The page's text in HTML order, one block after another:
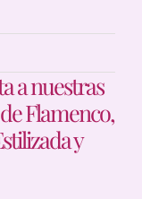
a nuestras
Flamenco,
y